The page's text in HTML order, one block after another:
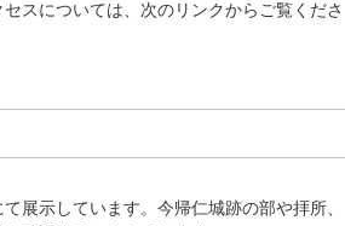
スについては、次のリンクからご覧くださ
展示しています。今帰仁城跡の部や拝所、